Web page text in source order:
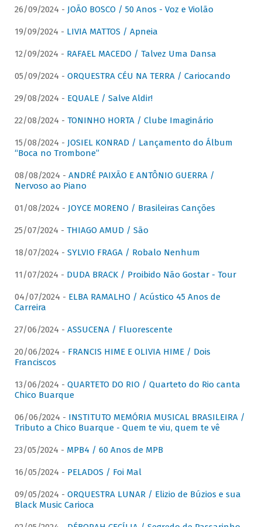
26/09/2024 - JOÃO BOSCO / 50 Anos - Voz e Violão
19/09/2024 - LIVIA MATTOS / Apneia
12/09/2024 - RAFAEL MACEDO / Talvez Uma Dansa
05/09/2024 - ORQUESTRA CÉU NA TERRA / Cariocando
29/08/2024 - EQUALE / Salve Aldir!
22/08/2024 - TONINHO HORTA / Clube Imaginário
15/08/2024 - JOSIEL KONRAD / Lançamento do Álbum
“Boca no Trombone”
08/08/2024 - ANDRÉ PAIXÃO E ANTÔNIO GUERRA /
Nervoso ao Piano
01/08/2024 - JOYCE MORENO / Brasileiras Canções
25/07/2024 - THIAGO AMUD / São
18/07/2024 - SYLVIO FRAGA / Robalo Nenhum
11/07/2024 - DUDA BRACK / Proibido Não Gostar - Tour
04/07/2024 - ELBA RAMALHO / Acústico 45 Anos de
Carreira
27/06/2024 - ASSUCENA / Fluorescente
20/06/2024 - FRANCIS HIME E OLIVIA HIME / Dois
Franciscos
13/06/2024 - QUARTETO DO RIO / Quarteto do Rio canta
Chico Buarque
06/06/2024 - INSTITUTO MEMÓRIA MUSICAL BRASILEIRA /
Tributo a Chico Buarque - Quem te viu, quem te vê
23/05/2024 - MPB4 / 60 Anos de MPB
16/05/2024 - PELADOS / Foi Mal
09/05/2024 - ORQUESTRA LUNAR / Elizio de Búzios e sua
Black Music Carioca